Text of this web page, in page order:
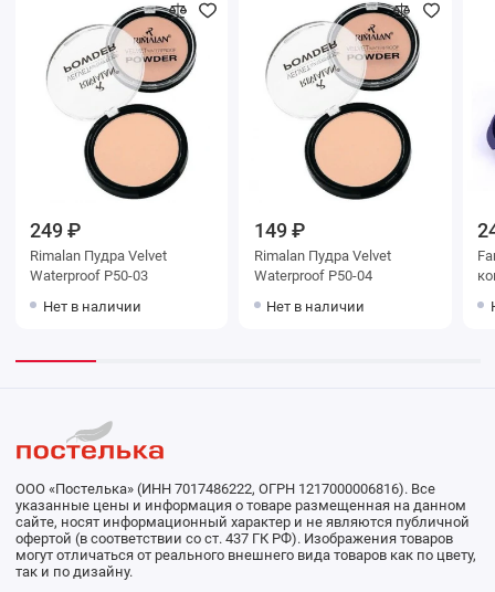
249 ₽
Rimalan Пудра Velvet
Waterproof P50-03
Нет в наличии
149 ₽
Rimalan Пудра Velvet
Waterproof P50-04
Нет в наличии
ООО «Постелька» (ИНН 7017486222, ОГРН 1217000006816). Все
указанные цены и информация о товаре размещенная на данном
сайте, носят информационный характер и не являются публичной
офертой (в соответствии со ст. 437 ГК РФ). Изображения товаров
могут отличаться от реального внешнего вида товаров как по цвету,
так и по дизайну.